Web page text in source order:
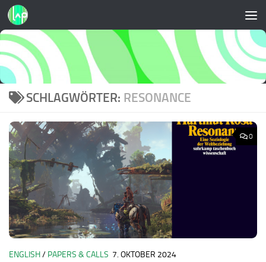
Zum Inhalt springen
SCHLAGWÖRTER: RESONANCE
0
ENGLISH/ PAPERS & CALLS 7. OKTOBER 2024